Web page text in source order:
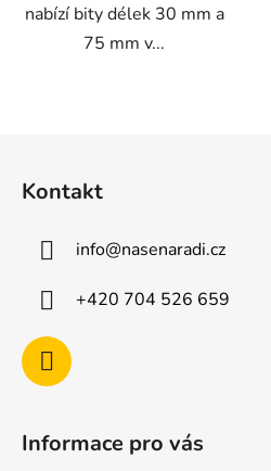
nabízí bity délek 30 mm a
75 mm v...
Kontakt
info@nasenaradi.cz
+420 704 526 659
Informace pro vás